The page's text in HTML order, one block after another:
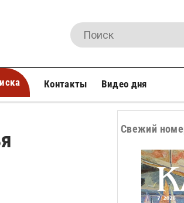
Контакты Видео дня
Свежий